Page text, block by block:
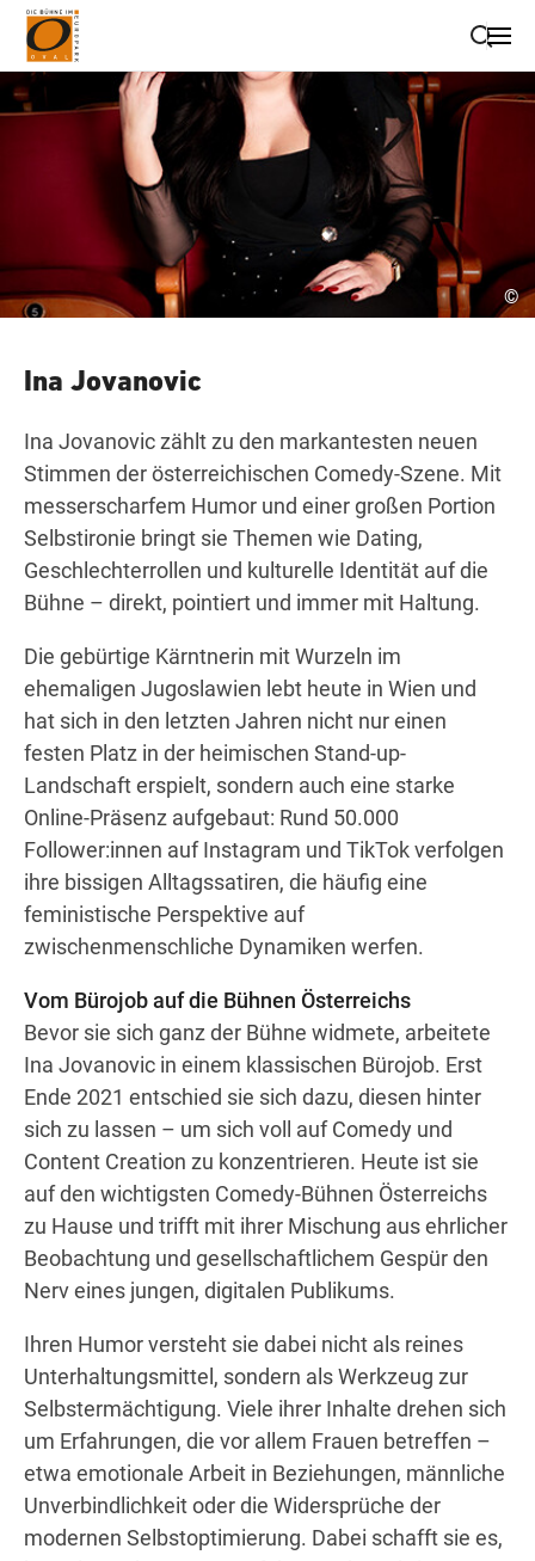
Suche schließen
Wegbeschreibung erhalten
©
Ina Jovanovic
Ina Jovanovic zählt zu den markantesten neuen
Stimmen der österreichischen Comedy-Szene. Mit
messerscharfem Humor und einer großen Portion
Selbstironie bringt sie Themen wie Dating,
Geschlechterrollen und kulturelle Identität auf die
Bühne – direkt, pointiert und immer mit Haltung.
Die gebürtige Kärntnerin mit Wurzeln im
ehemaligen Jugoslawien lebt heute in Wien und
hat sich in den letzten Jahren nicht nur einen
festen Platz in der heimischen Stand-up-
Landschaft erspielt, sondern auch eine starke
Online-Präsenz aufgebaut: Rund 50.000
Follower:innen auf Instagram und TikTok verfolgen
ihre bissigen Alltagssatiren, die häufig eine
feministische Perspektive auf
zwischenmenschliche Dynamiken werfen.
Vom Bürojob auf die Bühnen Österreichs
Bevor sie sich ganz der Bühne widmete, arbeitete
Ina Jovanovic in einem klassischen Bürojob. Erst
Ende 2021 entschied sie sich dazu, diesen hinter
sich zu lassen – um sich voll auf Comedy und
Content Creation zu konzentrieren. Heute ist sie
auf den wichtigsten Comedy-Bühnen Österreichs
zu Hause und trifft mit ihrer Mischung aus ehrlicher
Beobachtung und gesellschaftlichem Gespür den
Nerv eines jungen, digitalen Publikums.
Ihren Humor versteht sie dabei nicht als reines
Unterhaltungsmittel, sondern als Werkzeug zur
Selbstermächtigung. Viele ihrer Inhalte drehen sich
um Erfahrungen, die vor allem Frauen betreffen –
etwa emotionale Arbeit in Beziehungen, männliche
Unverbindlichkeit oder die Widersprüche der
modernen Selbstoptimierung. Dabei schafft sie es,